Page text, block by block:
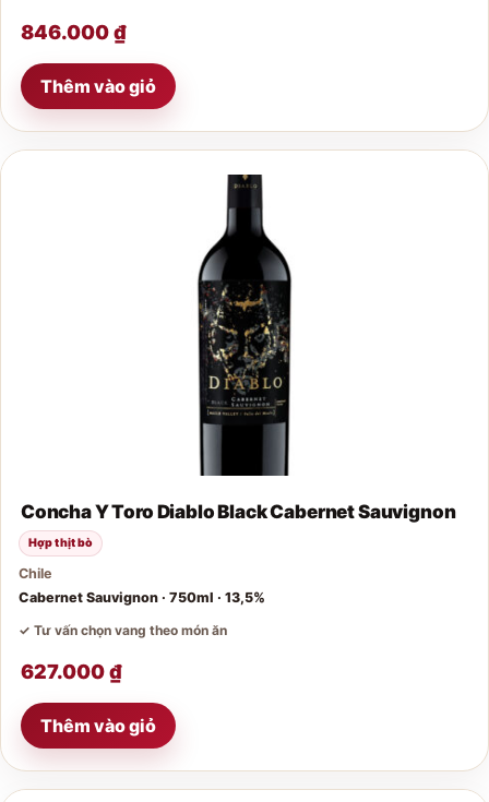
846.000₫
Thêm vào giỏ
Concha Y Toro Diablo Black Cabernet Sauvignon
Hợp thịt bò
Chile
Cabernet Sauvignon · 750ml · 13,5%
✓ Tư vấn chọn vang theo món ăn
627.000₫
Thêm vào giỏ